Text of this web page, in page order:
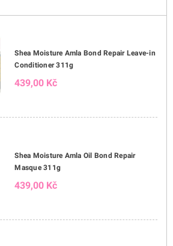
Shea Moisture Amla Bond Repair Leave-in
Conditioner 311g
439,00 Kč
Shea Moisture Amla Oil Bond Repair
Masque 311g
439,00 Kč